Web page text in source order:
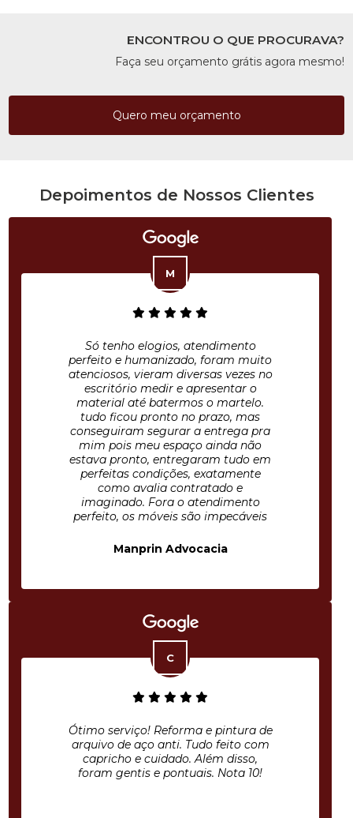
ENCONTROU O QUE PROCURAVA?
Faça seu orçamento grátis agora mesmo!
Quero meu orçamento
Depoimentos de Nossos Clientes
Só tenho elogios, atendimento
perfeito e humanizado, foram muito
atenciosos, vieram diversas vezes no
escritório medir e apresentar o
material até batermos o martelo.
tudo ficou pronto no prazo, mas
conseguiram segurar a entrega pra
mim pois meu espaço ainda não
estava pronto, entregaram tudo em
perfeitas condições, exatamente
como avalia contratado e
imaginado. Fora o atendimento
perfeito, os móveis são impecáveis
Manprin Advocacia
Ótimo serviço! Reforma e pintura de
arquivo de aço anti. Tudo feito com
capricho e cuidado. Além disso,
foram gentis e pontuais. Nota 10!